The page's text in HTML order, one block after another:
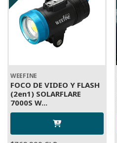
WEEFINE
FOCO DE VIDEO Y FLASH
(2en1) SOLARFLARE
7000S W...